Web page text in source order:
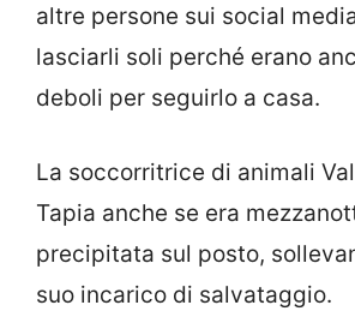
altre persone sui social
lasciarli soli perché erano
deboli per seguirlo a casa.
La soccorritrice di animali
Tapia anche se era
precipitata sul posto,
suo incarico di salvataggio.